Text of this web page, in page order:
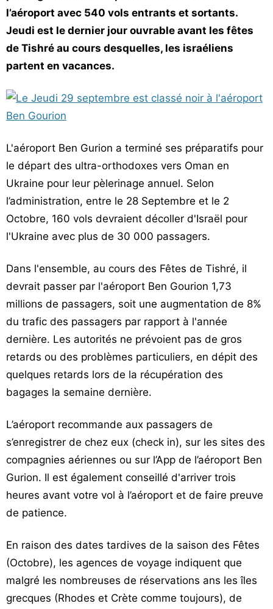
Vos
chroniques
Les
bonnes
l’aéroport avec 540 vols entrants et sortants.
Jeudi est le dernier jour ouvrable avant les fêtes
de Tishré au cours desquelles, les israéliens
partent en vacances.
L'aéroport Ben Gurion a terminé ses préparatifs pour
le départ des ultra-orthodoxes vers Oman en
Ukraine pour leur pèlerinage annuel. Selon
l’administration, entre le 28 Septembre et le 2
Octobre, 160 vols devraient décoller d'Israël pour
l'Ukraine avec plus de 30 000 passagers.
Dans l'ensemble, au cours des Fêtes de Tishré, il
devrait passer par l'aéroport Ben Gourion 1,73
millions de passagers, soit une augmentation de 8%
du trafic des passagers par rapport à l'année
dernière. Les autorités ne prévoient pas de gros
retards ou des problèmes particuliers, en dépit des
quelques retards lors de la récupération des
bagages la semaine dernière.
L’aéroport recommande aux passagers de
s’enregistrer de chez eux (check in), sur les sites des
compagnies aériennes ou sur l’App de l’aéroport Ben
Gurion. Il est également conseillé d'arriver trois
heures avant votre vol à l’aéroport et de faire preuve
de patience.
En raison des dates tardives de la saison des Fêtes
(Octobre), les agences de voyage indiquent que
malgré les nombreuses de réservations ans les îles
grecques (Rhodes et Crète comme toujours), de